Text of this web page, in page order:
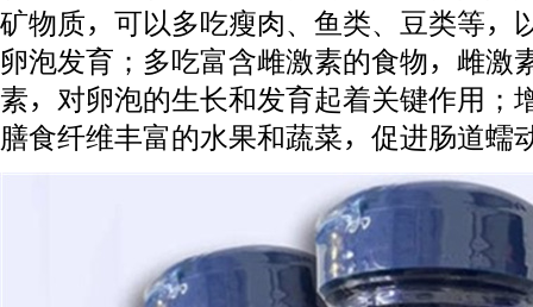
矿物质，可以多吃瘦肉、鱼类、豆类等，
卵泡发育；多吃富含雌激素的食物，雌激
素，对卵泡的生长和发育起着关键作用；
膳食纤维丰富的水果和蔬菜，促进肠道蠕